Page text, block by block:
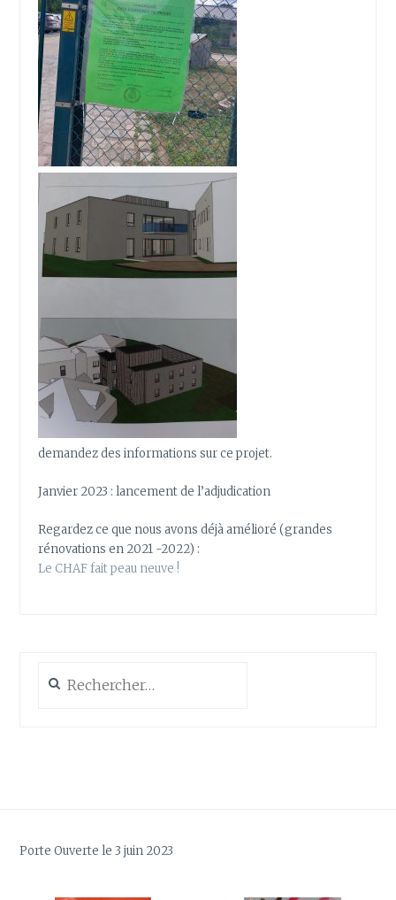
demandez des informations sur ce projet.
Janvier 2023 : lancement de l’adjudication
Regardez ce que nous avons déjà amélioré (grandes
rénovations en 2021 -2022) :
Le CHAF fait peau neuve !
Porte Ouverte le 3 juin 2023